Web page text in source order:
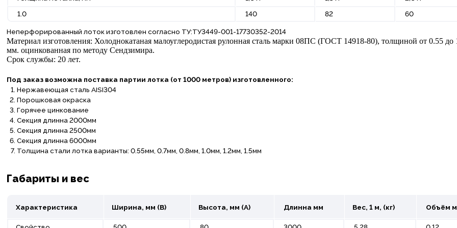
1.0
140 82 60
Неперфорированный лоток изготовлен согласно ТУ:ТУ3449-001-17730352-2014
Материал изготовления: Холоднокатаная малоуглеродистая рулонная сталь марки 08ПС (ГОСТ 14918-80), толщиной от 0.55 до
мм. оцинкованная по методу Сендзимира.
Срок службы: 20 лет.
Под заказ возможна поставка партии лотка (от 1000 метров) изготовленного:
Нержавеющая сталь AISI304
Порошковая окраска
Горячее цинкование
Секция длинна 2000мм
Секция длинна 2500мм
Секция длинна 6000мм
Толщина стали лотка варианты: 0.55мм, 0.7мм, 0.8мм, 1.0мм, 1.2мм, 1.5мм
Габариты и вес
Характеристика Ширина, мм (B) Высота, мм (A) Длинна мм Вес, 1 м, (кг) Объём м